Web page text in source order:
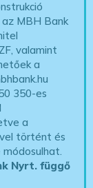
MBH Bank
valamint
a
350-es
a
történt és
Nyrt. függő